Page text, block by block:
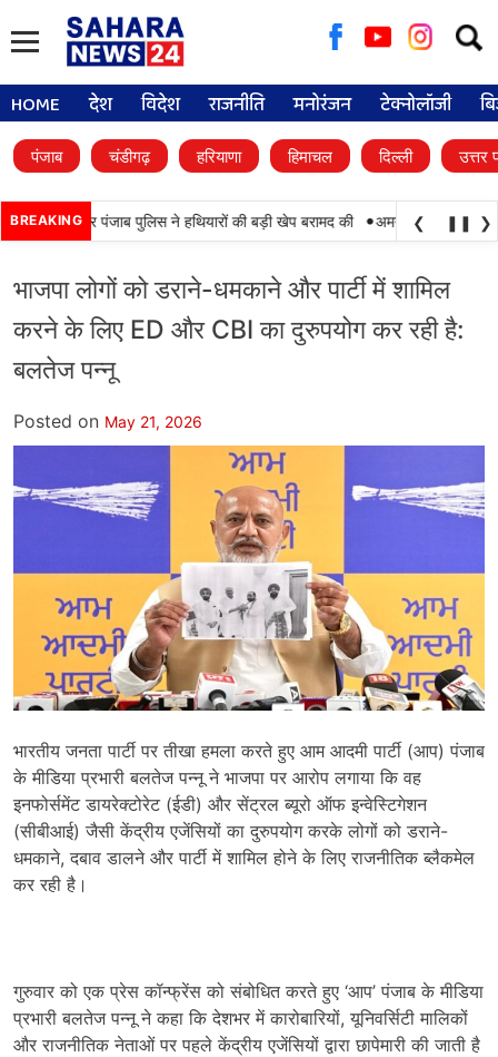
for:
HOME देश विदेश राजनीति मनोरंजन टेक्नोलॉजी
पंजाब चंडीगढ़ हरियाणा हिमाचल दिल्ली उत्तर
BREAKING
BSF और पंजाब पुलिस ने हथियारों की बड़ी खेप बरामद की • अमन अरोड़ा ने शाहकोट
❮ ❚❚ ❯
भाजपा लोगों को डराने-धमकाने और पार्टी में शामिल
करने के लिए ED और CBI का दुरुपयोग कर रही है:
बलतेज पन्नू
Posted on May 21, 2026
भारतीय जनता पार्टी पर तीखा हमला करते हुए आम आदमी पार्टी (आप) पंजाब
के मीडिया प्रभारी बलतेज पन्नू ने भाजपा पर आरोप लगाया कि वह
इनफोर्समेंट डायरेक्टोरेट (ईडी) और सेंट्रल ब्यूरो ऑफ इन्वेस्टिगेशन
(सीबीआई) जैसी केंद्रीय एजेंसियों का दुरुपयोग करके लोगों को डराने-
धमकाने, दबाव डालने और पार्टी में शामिल होने के लिए राजनीतिक ब्लैकमेल
कर रही है।
गुरुवार को एक प्रेस कॉन्फ्रेंस को संबोधित करते हुए ‘आप’ पंजाब के मीडिया
प्रभारी बलतेज पन्नू ने कहा कि देशभर में कारोबारियों, यूनिवर्सिटी मालिकों
और राजनीतिक नेताओं पर पहले केंद्रीय एजेंसियों द्वारा छापेमारी की जाती है